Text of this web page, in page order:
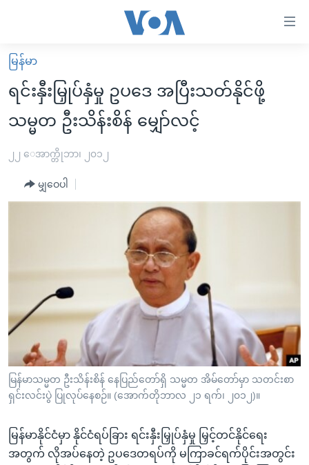
လွယ်ကူ
စေ
များ
အကြောင်းအရာ
အ
ညွန်း
စာမျက်နှာ
သို့
ကျော်
ကြည့်
ရန်
ရှာဖွေ
မူလစာမျက်နှာ
မြန်မာ
ကမ္ဘာ့သတင်းများ
နိုင်ငံတကာ
ရပ်ဝန်းတခု လမ်းတခု အလွန်
ရုပ်ရှင်ထဲက အင်္ဂလိပ်စာ
သုတပဒေသာ အင်္ဂလိပ်စာ
ရေဒီယိုနှင့်ရုပ်သံ အချက်အလက်များ
ရေဒီယို/တီဗွီအစီအစဉ်
Learning English
ဗွီအိုအေ လူမှုကွန်ယက်များ
ဘာသာစကားများ
မြန်မာ
ရင်းနှီးမြှုပ်နှံမှု ဥပဒေ အပြီးသတ်နိုင်ဖို့
သမ္မတ ဦးသိန်းစိန် မျှော်လင့်
၂၂ ေအာက္တိုဘာ၊ ၂၀၁၂
မျှဝေပါ
မြန်မာသမ္မတ ဦးသိန်းစိန် နေပြည်တော်ရှိ သမ္မတ အိမ်တော်မှာ သတင်းစာ
ရှင်းလင်းပွဲ ပြုလုပ်နေစဉ်။ (အောက်တိုဘာလ ၂၁ ရက်၊ ၂၀၁၂)။
မြန်မာနိုင်ငံမှာ နိုင်ငံရပ်ခြား ရင်းနှီးမြှုပ်နှံမှု မြှင့်တင်နိုင်ရေး
အတွက် လိုအပ်နေတဲ့ ဥပဒေတရပ်ကို မကြာခင်ရက်ပိုင်းအတွင်း